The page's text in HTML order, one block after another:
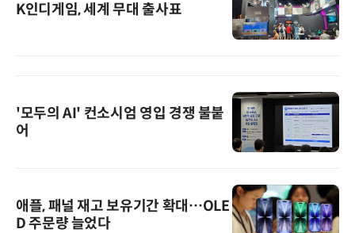
K인디게임, 세계 무대 출사표
'모두의 AI' 컨소시엄 영입 경쟁 불붙
어
애플, 패널 재고 보유기간 확대…OLE
D 주문량 늘었다